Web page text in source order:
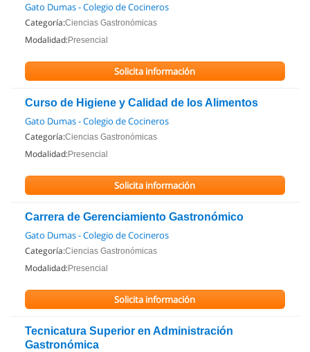
Gato Dumas - Colegio de Cocineros
Categoría:Ciencias Gastronómicas
Modalidad:Presencial
Solicita información
Curso de Higiene y Calidad de los Alimentos
Gato Dumas - Colegio de Cocineros
Categoría:Ciencias Gastronómicas
Modalidad:Presencial
Solicita información
Carrera de Gerenciamiento Gastronómico
Gato Dumas - Colegio de Cocineros
Categoría:Ciencias Gastronómicas
Modalidad:Presencial
Solicita información
Tecnicatura Superior en Administración
Gastronómica